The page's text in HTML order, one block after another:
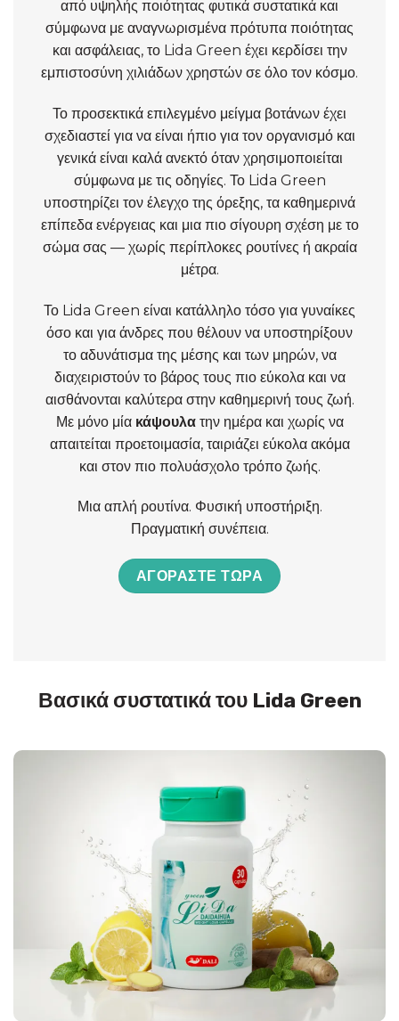
από υψηλής ποιότητας φυτικά συστατικά και
σύμφωνα με αναγνωρισμένα πρότυπα ποιότητας
και ασφάλειας, το Lida Green έχει κερδίσει την
εμπιστοσύνη χιλιάδων χρηστών σε όλο τον κόσμο.
Το προσεκτικά επιλεγμένο μείγμα βοτάνων έχει
σχεδιαστεί για να είναι ήπιο για τον οργανισμό και
γενικά είναι καλά ανεκτό όταν χρησιμοποιείται
σύμφωνα με τις οδηγίες. Το Lida Green
υποστηρίζει τον έλεγχο της όρεξης, τα καθημερινά
επίπεδα ενέργειας και μια πιο σίγουρη σχέση με το
σώμα σας — χωρίς περίπλοκες ρουτίνες ή ακραία
μέτρα.
Το Lida Green είναι κατάλληλο τόσο για γυναίκες
όσο και για άνδρες που θέλουν να υποστηρίξουν
το αδυνάτισμα της μέσης και των μηρών, να
διαχειριστούν το βάρος τους πιο εύκολα και να
αισθάνονται καλύτερα στην καθημερινή τους ζωή.
Με μόνο μία κάψουλατην ημέρα και χωρίς να
απαιτείται προετοιμασία, ταιριάζει εύκολα ακόμα
και στον πιο πολυάσχολο τρόπο ζωής.
Μια απλή ρουτίνα. Φυσική υποστήριξη.
Πραγματική συνέπεια.
ΑΓΟΡΆΣΤΕ ΤΏΡΑ
Βασικά συστατικά του Lida Green